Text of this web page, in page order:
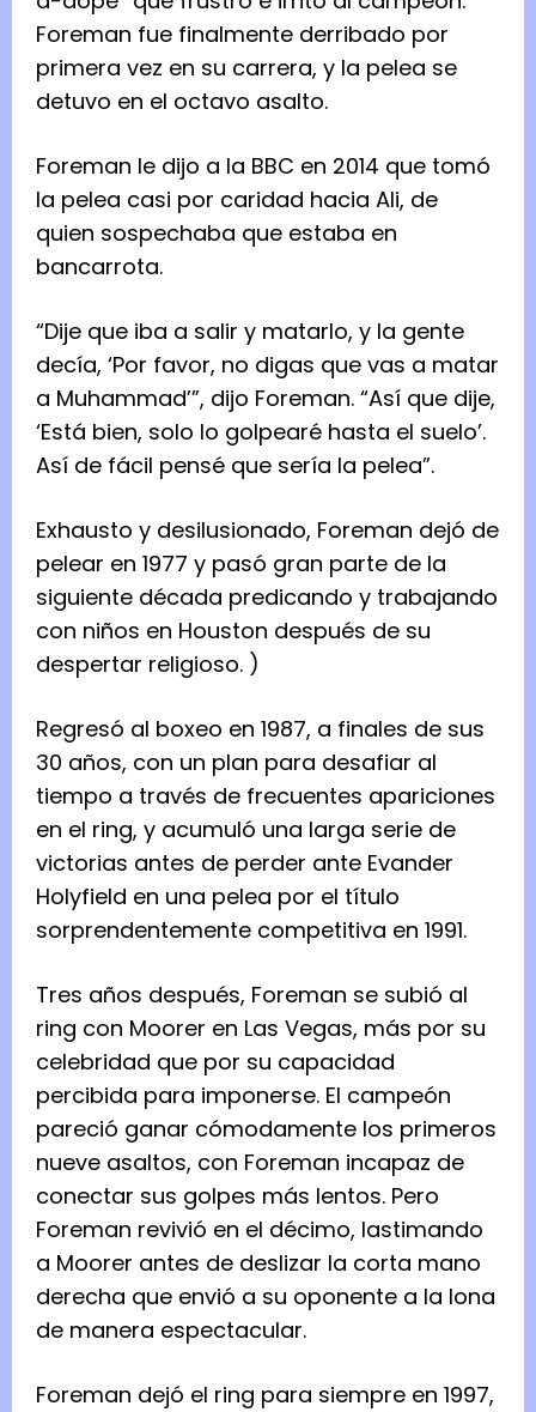
Foreman fue finalmente derribado por
primera vez en su carrera, y la pelea se
detuvo en el octavo asalto.
Foreman le dijo a la BBC en 2014 que tomó
la pelea casi por caridad hacia Ali, de
quien sospechaba que estaba en
bancarrota.
“Dije que iba a salir y matarlo, y la gente
decía, ‘Por favor, no digas que vas a matar
a Muhammad’”, dijo Foreman. “Así que dije,
‘Está bien, solo lo golpearé hasta el suelo’.
Así de fácil pensé que sería la pelea”.
Exhausto y desilusionado, Foreman dejó de
pelear en 1977 y pasó gran parte de la
siguiente década predicando y trabajando
con niños en Houston después de su
despertar religioso. )
Regresó al boxeo en 1987, a finales de sus
30 años, con un plan para desafiar al
tiempo a través de frecuentes apariciones
en el ring, y acumuló una larga serie de
victorias antes de perder ante Evander
Holyfield en una pelea por el título
sorprendentemente competitiva en 1991.
Tres años después, Foreman se subió al
ring con Moorer en Las Vegas, más por su
celebridad que por su capacidad
percibida para imponerse. El campeón
pareció ganar cómodamente los primeros
nueve asaltos, con Foreman incapaz de
conectar sus golpes más lentos. Pero
Foreman revivió en el décimo, lastimando
a Moorer antes de deslizar la corta mano
derecha que envió a su oponente a la lona
de manera espectacular.
Foreman dejó el ring para siempre en 1997,